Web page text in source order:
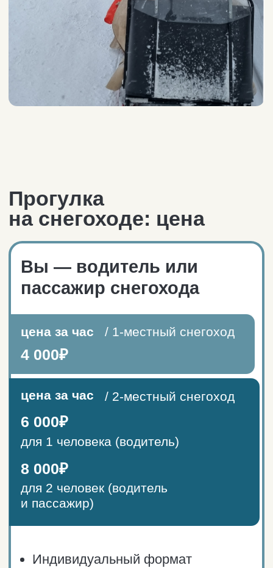
2-часовой маршрут:
Завалишина — Пещера дракона —
Смотровая площадка в губе
Орловка — «Конец всех дорог»
Корабельная бухта — Губа
Часовой маршрут:
Маршруты для
снегоходах
К управлению допускаются лица
от 18 лет, имеющие категории
вождения A, B.
в стоимость аренды.
Организатор сопровождает вас
на своём снегоходе на всём
протяжении маршрута.
Индивидуальный формат
снегоходных прогулок для сольных
путешественников и готовых групп.
ОСТАВИТЬ ЗАЯВКУ